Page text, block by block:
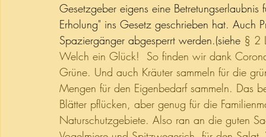
Gesetzgeber eigens eine
Erholung" ins Gesetz geschrieben hat. Auch
Spaziergänger abgesperrt werden.(siehe § 2
Welch ein Glück!  So finden wir dank
Grüne. Und auch Kräuter sammeln für die
Mengen für den Eigenbedarf sammeln. Das
Blätter pflücken, aber genug für die
Naturschutzgebiete. Also ran an die guten